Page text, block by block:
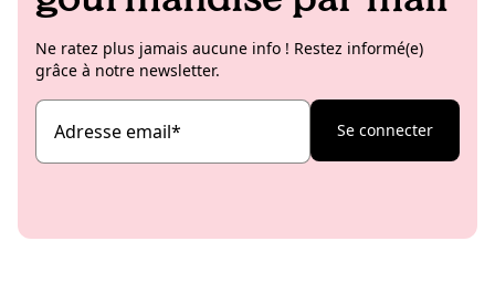
Ne ratez plus jamais aucune info ! Restez informé(e)
grâce à notre newsletter.
Adresse email* Se connecter